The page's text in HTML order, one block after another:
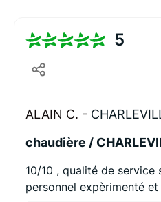
5
ALAIN C. -
chaudière /
10/10 , qualité de service
personnel expèrimenté